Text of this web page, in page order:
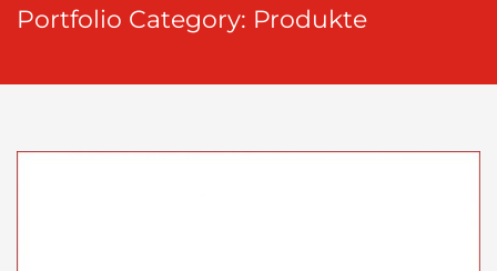
Portfolio Category: Produkte